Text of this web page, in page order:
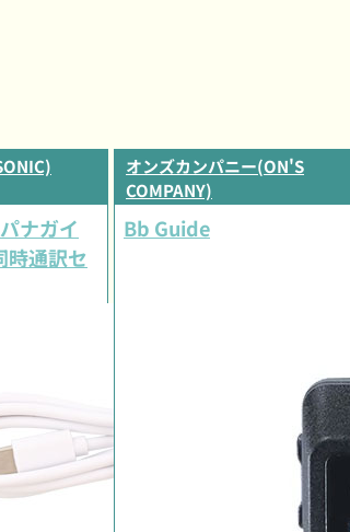
ナガイ
時通訳セ
オンズカンパニー(ON'S
COMPANY)
Bb Guide